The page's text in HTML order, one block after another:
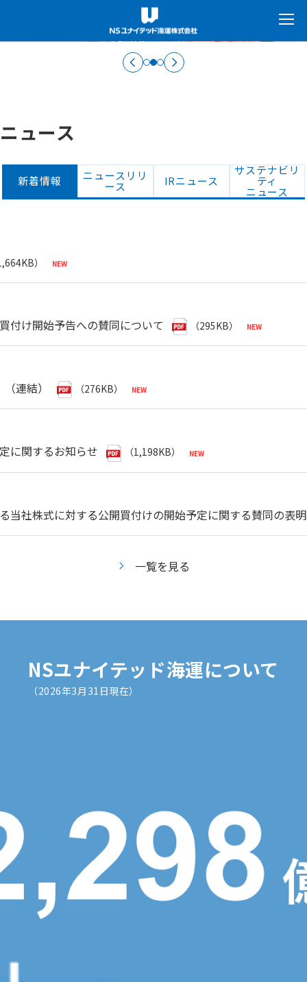
ニュース
新着情報 ニュースリリ
ース IRニュース
サステナビリ
ティ
ニュース
）
付け開始予告への賛同について （295KB）
連結） （276KB）
に関するお知らせ （1,198KB）
当社株式に対する公開買付けの開始予定に関する賛同の表
一覧を見る
NSユナイテッド海運について
（2026年3月31日現在）